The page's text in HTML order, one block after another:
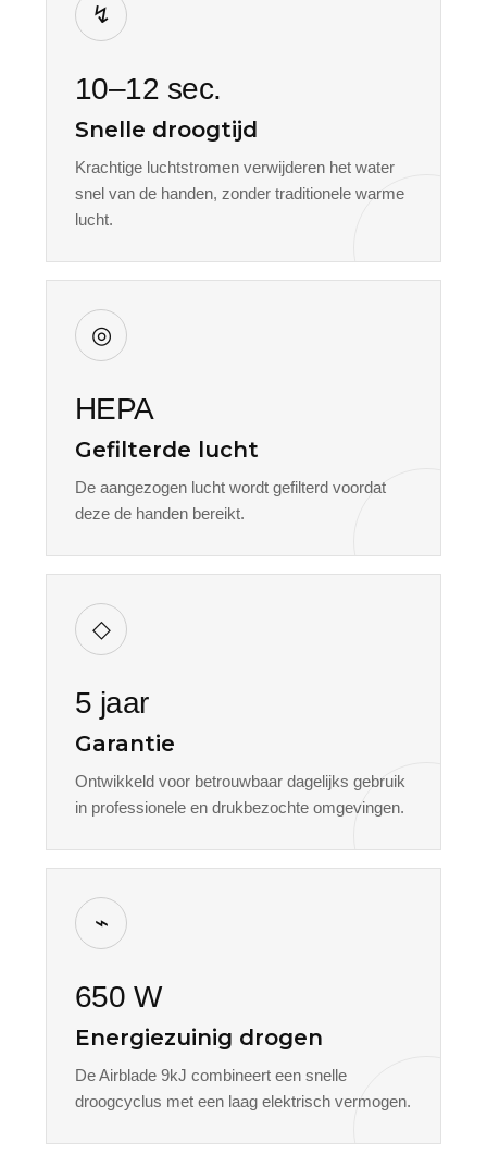
↯
10–12 sec.
Snelle droogtijd
Krachtige luchtstromen verwijderen het water
snel van de handen, zonder traditionele warme
lucht.
◎
HEPA
Gefilterde lucht
De aangezogen lucht wordt gefilterd voordat
deze de handen bereikt.
◇
5 jaar
Garantie
Ontwikkeld voor betrouwbaar dagelijks gebruik
in professionele en drukbezochte omgevingen.
⌁
650 W
Energiezuinig drogen
De Airblade 9kJ combineert een snelle
droogcyclus met een laag elektrisch vermogen.